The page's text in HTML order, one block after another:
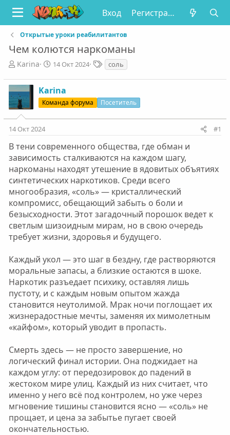
Вход Регистрация
Открытые уроки реабилитантов
Чем колются наркоманы
А
т
о
р
т
е
м
Karinа
Д
т
а
н
ч
а
14 Окт 2024
Т
е
г
соль
Karinа
Команда форума Посетитель
14 Окт 2024 #1
В тени современного общества, где обман и
зависимость сталкиваются на каждом шагу,
наркоманы находят утешение в ядовитых объятиях
синтетических наркотиков. Среди всего
многообразия, «соль» — кристаллический
компромисс, обещающий забыть о боли и
безысходности. Этот загадочный порошок ведет к
светлым шизоидным мирам, но в свою очередь
требует жизни, здоровья и будущего.
Каждый укол — это шаг в бездну, где растворяются
моральные запасы, а близкие остаются в шоке.
Наркотик разъедает психику, оставляя лишь
пустоту, и с каждым новым опытом жажда
становится неутолимой. Мрак ночи поглощает их
жизнерадостные мечты, заменяя их мимолетным
«кайфом», который уводит в пропасть.
Смерть здесь — не просто завершение, но
логический финал истории. Она поджидает на
каждом углу: от передозировок до падений в
жестоком мире улиц. Каждый из них считает, что
именно у него всё под контролем, но уже через
мгновение тишины становится ясно — «соль» не
прощает, и цена за забытье пугает своей
окончательностью.